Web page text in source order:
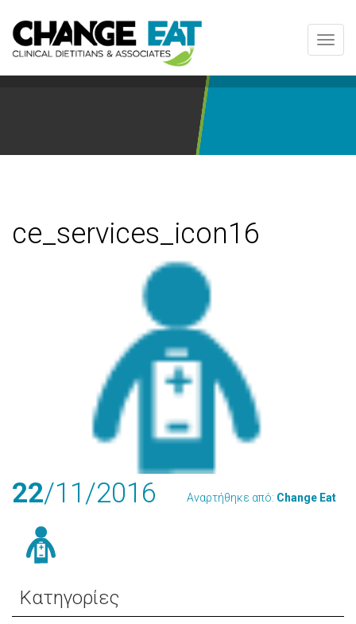
ce_services_icon16
22/11/2016 Αναρτήθηκε από: Change Eat
Κατηγορίες